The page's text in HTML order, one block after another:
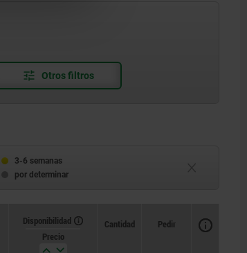
3-6 semanas
por determinar
Par de
Disponibilidad
Precio
Cantidad Pedir